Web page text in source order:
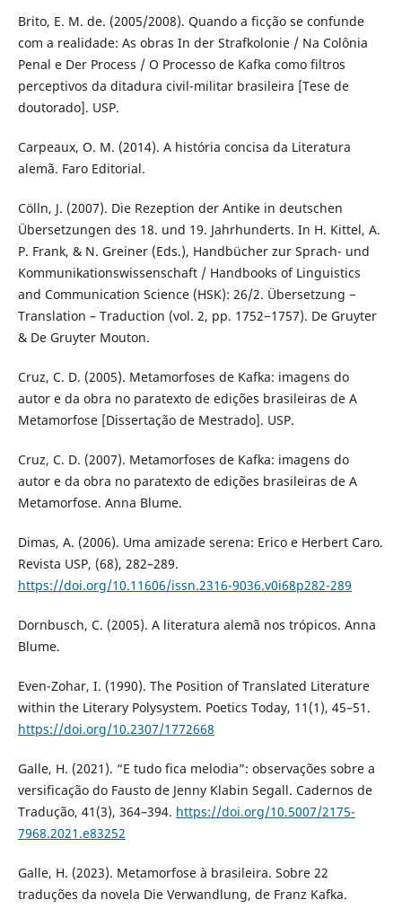
Brito, E. M. de. (2005/2008). Quando a ficção se confunde
com a realidade: As obras In der Strafkolonie / Na Colônia
Penal e Der Process / O Processo de Kafka como filtros
perceptivos da ditadura civil-militar brasileira [Tese de
doutorado]. USP.
Carpeaux, O. M. (2014). A história concisa da Literatura
alemã. Faro Editorial.
Cölln, J. (2007). Die Rezeption der Antike in deutschen
Übersetzungen des 18. und 19. Jahrhunderts. In H. Kittel, A.
P. Frank, & N. Greiner (Eds.), Handbücher zur Sprach- und
Kommunikationswissenschaft / Handbooks of Linguistics
and Communication Science (HSK): 26/2. Übersetzung −
Translation – Traduction (vol. 2, pp. 1752−1757). De Gruyter
& De Gruyter Mouton.
Cruz, C. D. (2005). Metamorfoses de Kafka: imagens do
autor e da obra no paratexto de edições brasileiras de A
Metamorfose [Dissertação de Mestrado]. USP.
Cruz, C. D. (2007). Metamorfoses de Kafka: imagens do
autor e da obra no paratexto de edições brasileiras de A
Metamorfose. Anna Blume.
Dimas, A. (2006). Uma amizade serena: Erico e Herbert Caro.
Revista USP, (68), 282–289.
https://doi.org/10.11606/issn.2316-9036.v0i68p282-289
Dornbusch, C. (2005). A literatura alemã nos trópicos. Anna
Blume.
Even-Zohar, I. (1990). The Position of Translated Literature
within the Literary Polysystem. Poetics Today, 11(1), 45–51.
https://doi.org/10.2307/1772668
Galle, H. (2021). “E tudo fica melodia”: observações sobre a
versificação do Fausto de Jenny Klabin Segall. Cadernos de
Tradução, 41(3), 364–394. https://doi.org/10.5007/2175-
7968.2021.e83252
Galle, H. (2023). Metamorfose à brasileira. Sobre 22
traduções da novela Die Verwandlung, de Franz Kafka.